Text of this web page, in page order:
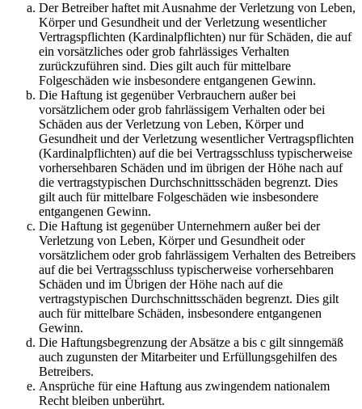
Der Betreiber haftet mit Ausnahme der Verletzung von Leben,
Körper und Gesundheit und der Verletzung wesentlicher
Vertragspflichten (Kardinalpflichten) nur für Schäden, die auf
ein vorsätzliches oder grob fahrlässiges Verhalten
zurückzuführen sind. Dies gilt auch für mittelbare
Folgeschäden wie insbesondere entgangenen Gewinn.
Die Haftung ist gegenüber Verbrauchern außer bei
vorsätzlichem oder grob fahrlässigem Verhalten oder bei
Schäden aus der Verletzung von Leben, Körper und
Gesundheit und der Verletzung wesentlicher Vertragspflichten
(Kardinalpflichten) auf die bei Vertragsschluss typischerweise
vorhersehbaren Schäden und im übrigen der Höhe nach auf
die vertragstypischen Durchschnittsschäden begrenzt. Dies
gilt auch für mittelbare Folgeschäden wie insbesondere
entgangenen Gewinn.
Die Haftung ist gegenüber Unternehmern außer bei der
Verletzung von Leben, Körper und Gesundheit oder
vorsätzlichem oder grob fahrlässigem Verhalten des Betreibers
auf die bei Vertragsschluss typischerweise vorhersehbaren
Schäden und im Übrigen der Höhe nach auf die
vertragstypischen Durchschnittsschäden begrenzt. Dies gilt
auch für mittelbare Schäden, insbesondere entgangenen
Gewinn.
Die Haftungsbegrenzung der Absätze a bis c gilt sinngemäß
auch zugunsten der Mitarbeiter und Erfüllungsgehilfen des
Betreibers.
Ansprüche für eine Haftung aus zwingendem nationalem
Recht bleiben unberührt.